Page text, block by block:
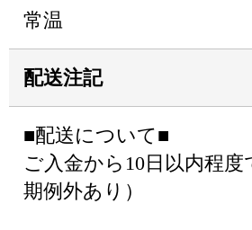
常温
配送注記
■配送について■
ご入金から10日以内程度
期例外あり）